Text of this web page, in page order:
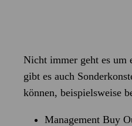
Nicht immer geht es um
gibt es auch
können, beispielsweise
Management Buy